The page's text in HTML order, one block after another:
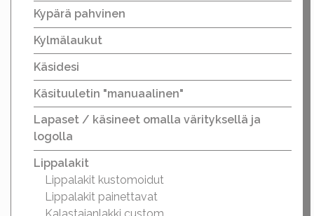
Kypärä pahvinen
Kylmälaukut
Käsidesi
Käsituuletin "manuaalinen"
Lapaset / käsineet omalla värityksellä ja
logolla
Lippalakit
Lippalakit kustomoidut
Lippalakit painettavat